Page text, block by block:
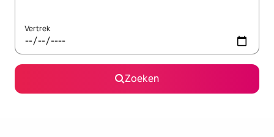
Vertrek
Zoeken